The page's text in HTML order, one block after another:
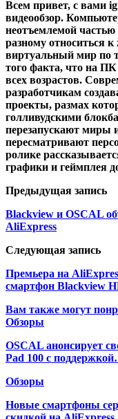
Всем привет, с вами
видеообзор.
неотъемлемой
разному относиться
виртуальный мир по
того факта, что на
всех возрастов.
разработчикам
проекты, размах
голливудскими
перезапускают миры
пересматривают
ролике
графики и геймплея
Предыдущая запись
Blackview и OSCAL
AliExpress
Следующая запись
Премьера на
смартфон Blackview
Вам также могут
Обзоры
OSCAL анонсирует
Pad 100 с
Обзоры
Новые смартфоны